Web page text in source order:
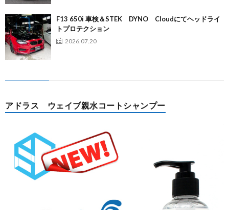
F13 650i 車検＆STEK DYNO Cloudにてヘッドライ
トプロテクション
2026.07.20
アドラス ウェイブ親水コートシャンプー